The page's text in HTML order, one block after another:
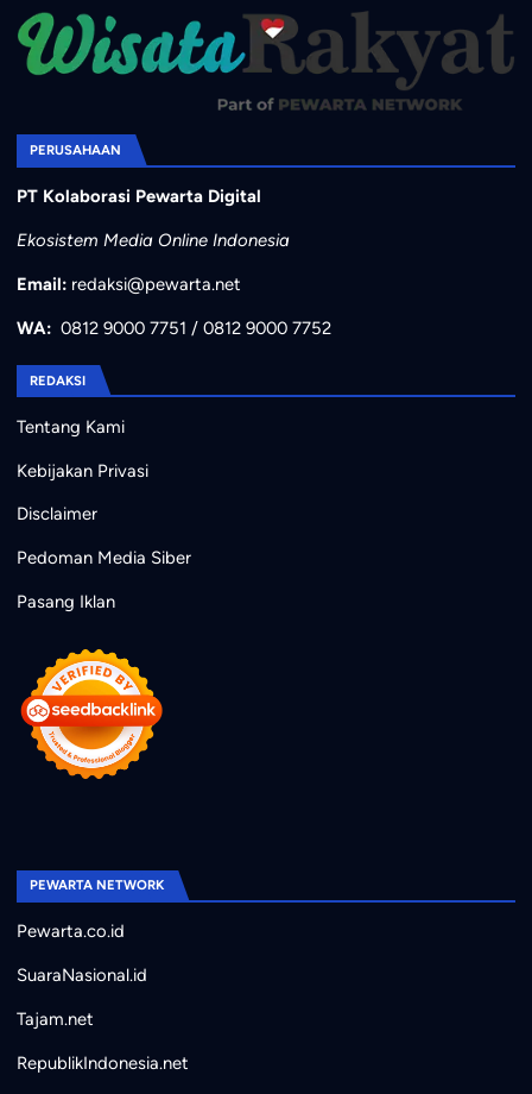
PERUSAHAAN
PT Kolaborasi Pewarta Digital
Ekosistem Media Online Indonesia
Email: redaksi@pewarta.net
WA: 0812 9000 7751 / 0812 9000 7752
REDAKSI
Tentang Kami
Kebijakan Privasi
Disclaimer
Pedoman Media Siber
Pasang Iklan
PEWARTA NETWORK
Pewarta.co.id
SuaraNasional.id
Tajam.net
RepublikIndonesia.net